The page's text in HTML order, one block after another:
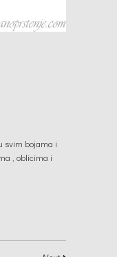
svim bojama i
, oblicima i